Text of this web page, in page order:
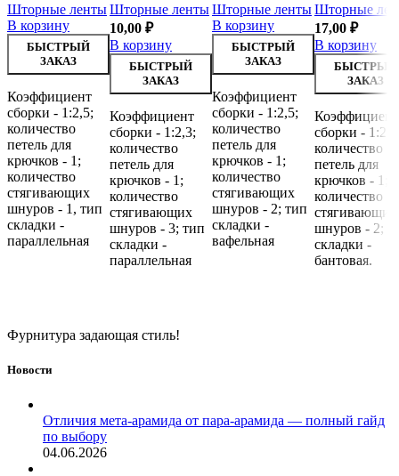
Шторные ленты
В корзину
БЫСТРЫЙ
ЗАКАЗ
Коэффициент
сборки - 1:2,5;
количество
петель для
крючков - 1;
количество
стягивающих
шнуров - 1, тип
складки -
параллельная
Шторные ленты
10,00 ₽
В корзину
БЫСТРЫЙ
ЗАКАЗ
Коэффициент
сборки - 1:2,3;
количество
петель для
крючков - 1;
количество
стягивающих
шнуров - 3; тип
складки -
параллельная
Шторные ленты
В корзину
БЫСТРЫЙ
ЗАКАЗ
Коэффициент
сборки - 1:2,5;
количество
петель для
крючков - 1;
количество
стягивающих
шнуров - 2; тип
складки -
вафельная
Шторные
17,00 ₽
В корзину
БЫСТРЫЙ
ЗАКАЗ
Коэффициент
сборки -
количество
петель для
крючков - 1;
количество
стягивающих
шнуров - 2;
складки -
бантовая.
Фурнитура задающая стиль!
Новости
Отличия мета-арамида от пара-арамида — полный гайд
по выбору
04.06.2026